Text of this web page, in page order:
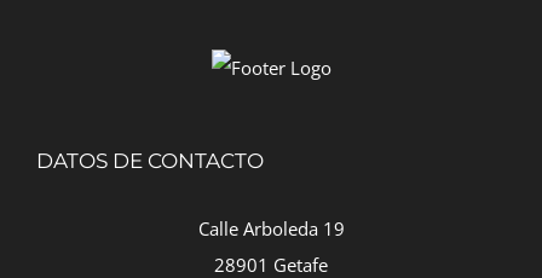
DATOS DE CONTACTO
Calle Arboleda 19
28901 Getafe